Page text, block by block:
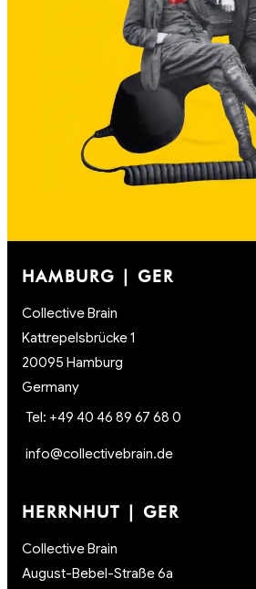
HAMBURG | GER
Collective Brain
Kattrepelsbrücke 1
20095 Hamburg
Germany
Tel: +49 40 46 89 67 68 0
info@collectivebrain.de
HERRNHUT | GER
Collective Brain
August-Bebel-Straße 6a